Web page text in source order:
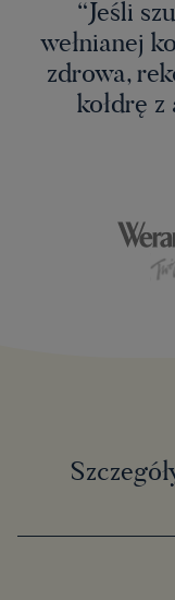
“Jeśli
wełnianej
zdrowa,
kołdrę